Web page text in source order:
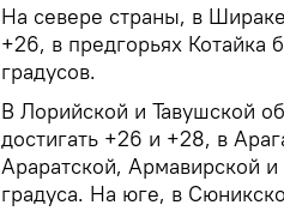
На севере страны, в
+26, в предгорьях Котайка
градусов.
В Лорийской и Тавушской
достигать +26 и +28, в
Араратской, Армавирской
градуса. На юге, в